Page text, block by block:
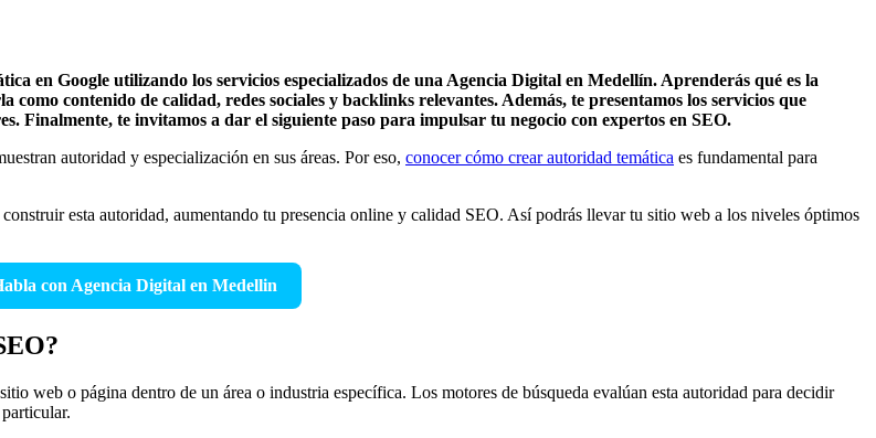
en Google utilizando los servicios especializados de una Agencia Digital en Medellín. Aprenderás qué es la
contenido de calidad, redes sociales y backlinks relevantes. Además, te presentamos los servicios que
Finalmente, te invitamos a dar el siguiente paso para impulsar tu negocio con expertos en SEO.
autoridad y especialización en sus áreas. Por eso, conocer cómo crear autoridad temática es fundamental para
esta autoridad, aumentando tu presencia online y calidad SEO. Así podrás llevar tu sitio web a los niveles óptimos
con Agencia Digital en Medellin
web o página dentro de un área o industria específica. Los motores de búsqueda evalúan esta autoridad para decidir